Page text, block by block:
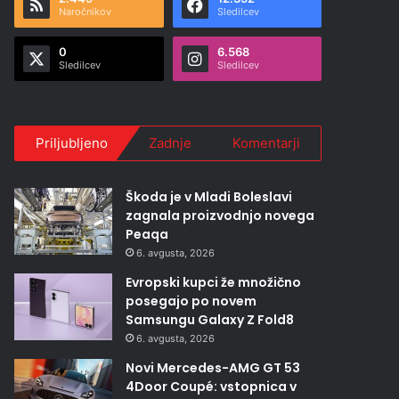
Naročnikov Sledilcev
0
Sledilcev
6.568
Sledilcev
Priljubljeno Zadnje Komentarji
Škoda je v Mladi Boleslavi
zagnala proizvodnjo novega
Peaqa
6. avgusta, 2026
Evropski kupci že množično
posegajo po novem
Samsungu Galaxy Z Fold8
6. avgusta, 2026
Novi Mercedes-AMG GT 53
4Door Coupé: vstopnica v